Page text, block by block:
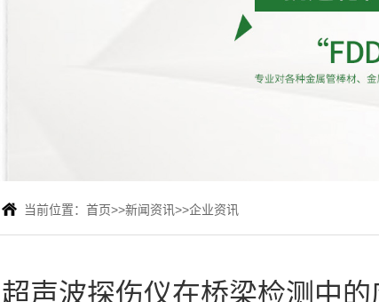
当前位置： 首页>>新闻资讯>>企业资讯
超声波探伤仪在桥梁检测中